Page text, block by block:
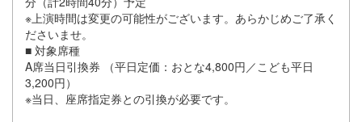
※上演時間は変更の可能性がございます。あらかじめご了承く
ださいませ。
■ 対象席種
A席当日引換券 （平日定価：おとな4,800円／こども平日
3,200円）
※当日、座席指定券との引換が必要です。